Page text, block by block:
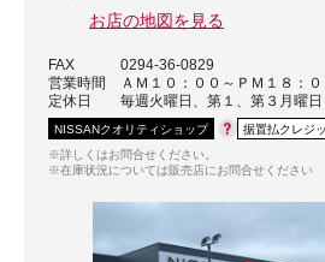
お店の地図を見る
FAX
0294-36-0829
営業時間
ＡＭ１０：００～ＰＭ１８：０
定休日
毎週火曜日、第１、第３月曜日
NISSANクオリティショップ
据置払クレジ
※詳しくはお問合せください。
※在庫状況については販売店にお問合せください